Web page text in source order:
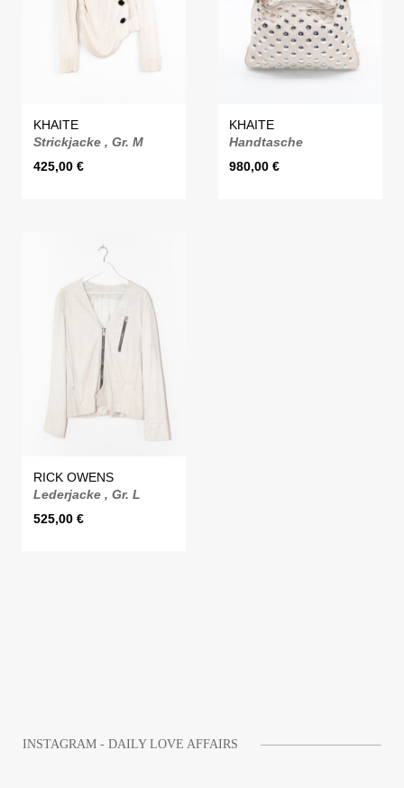
KHAITE
Strickjacke , Gr. M
425,00 €
KHAITE
Handtasche
980,00€
RICK OWENS
Lederjacke , Gr. L
525,00 €
INSTAGRAM - DAILY LOVE AFFAIRS